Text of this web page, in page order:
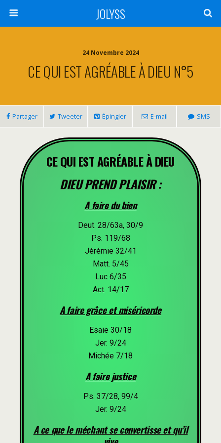
JOLYSS
24 Novembre 2024
CE QUI EST AGRÉABLE À DIEU N°5
Partager Tweeter Épingler E-mail SMS
CE QUI EST AGRÉABLE À DIEU
DIEU PREND PLAISIR :
A faire du bien
Deut. 28/63a, 30/9
Ps. 119/68
Jérémie 32/41
Matt. 5/45
Luc 6/35
Act. 14/17
A faire grâce et miséricorde
Esaie 30/18
Jer. 9/24
Michée 7/18
A faire justice
Ps. 37/28, 99/4
Jer. 9/24
A ce que le méchant se convertisse et qu’il